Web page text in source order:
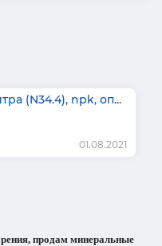
(N34.4), npk, оп...
01.08.2021
продам минеральные